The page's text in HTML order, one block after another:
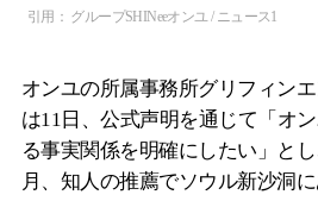
引用： グループSHINeeオンユ / ニュース1
オンユの所属事務所グリフィン
は11日、公式声明を通じて「オ
る事実関係を明確にしたい」と
月、知人の推薦でソウル新沙洞